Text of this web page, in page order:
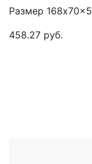
Размер
458.27 руб.